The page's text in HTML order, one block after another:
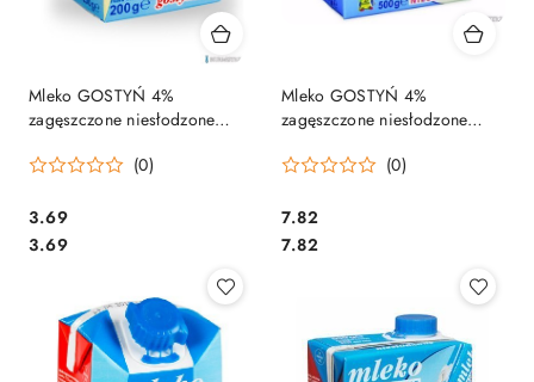
Mleko GOSTYŃ 4%
zagęszczone niesłodzone
(0)
Cena:
3.69
Cena:
3.69
Mleko GOSTYŃ 4%
zagęszczone niesłodzone
(0)
Cena:
7.82
Cena:
7.82